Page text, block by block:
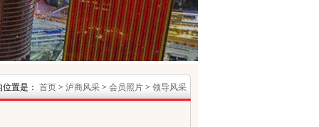
置是： 首页> 泸商风采> 会员照片> 领导风采